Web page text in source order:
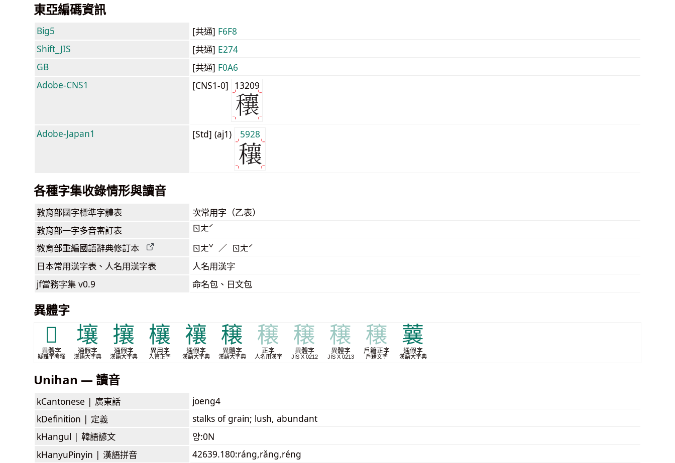
東亞編碼資訊
Big5 [共通] F6F8
Shift_JIS
[共通] E274
GB
[共通] F0A6
Adobe-CNS1
[CNS1-0] 13209
Adobe-Japan1 [Std] (aj1) 5928
各種字集收錄情形與讀音
教育部國字標準字體表 次常用字（乙表）
教育部一字多音審訂表 ㄖㄤˊ
教育部重編國語辭典修訂本 ㄖㄤˇ ／ ㄖㄤˊ
日本常用漢字表 、人名用漢字表 人名用漢字
jf當務字集 v0.9 命名包、日文包
異體字
𥣺
異體字
疑難字考釋
壤
通假字
漢語大字典
攘
通假字
漢語大字典
欀
異用字
入管正字
禳
通假字
漢語大字典
穣
異體字
漢語大字典
穣
正字
人名用漢字
穣
異體字
JIS X 0212
穣
異體字
JIS X 0213
穣
戶籍正字
戶籍文字
蘘
通假字
漢語大字典
Unihan — 讀音
kCantonese | 廣東話
joeng4
kDefinition | 定義
stalks of grain; lush, abundant
kHangul | 韓語諺文
양:0N
kHanyuPinyin | 漢語拼音
42639.180:ráng,rǎng,réng